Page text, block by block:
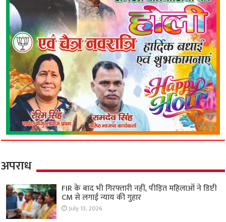
अपराध
FIR के बाद भी गिरफ्तारी नहीं, पीड़ित महिलाओं ने डिप्टी
CM से लगाई न्याय की गुहार
July 13, 2026